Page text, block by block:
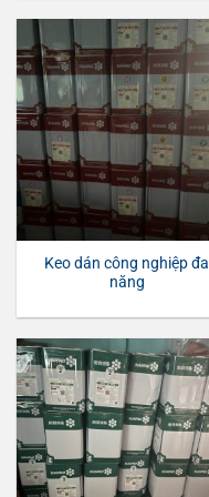
Keo dán công nghiệp đa
năng